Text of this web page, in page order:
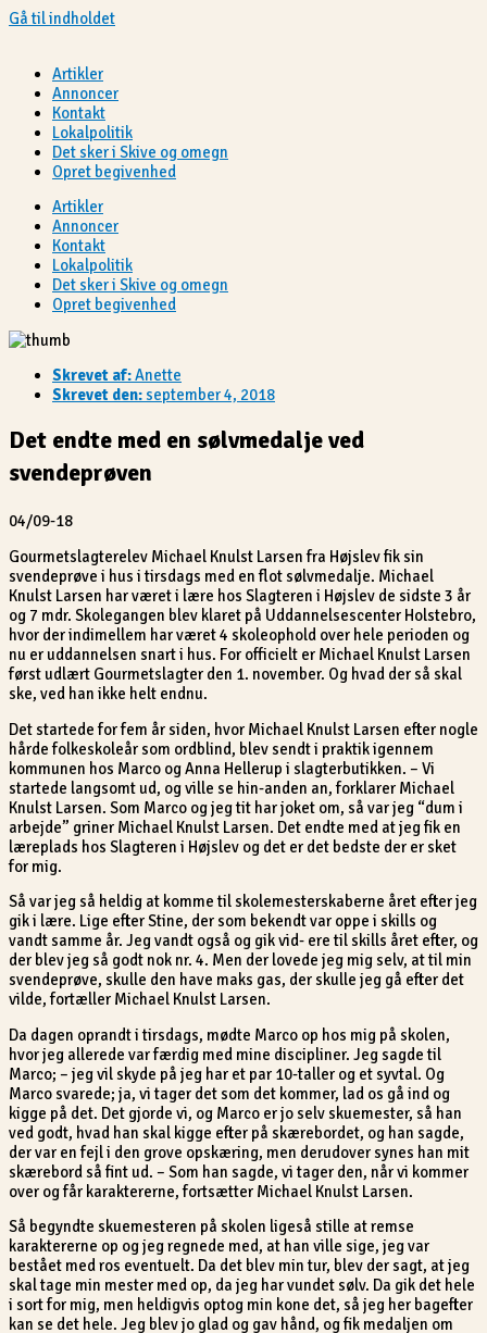
Gå til indholdet
Artikler
Annoncer
Kontakt
Lokalpolitik
Det sker i Skive og omegn
Opret begivenhed
Artikler
Annoncer
Kontakt
Lokalpolitik
Det sker i Skive og omegn
Opret begivenhed
Skrevet af:Anette
Skrevet den: september 4, 2018
Det endte med en sølvmedalje ved
svendeprøven
04/09-18
Gourmetslagterelev Michael Knulst Larsen fra Højslev fik sin
svendeprøve i hus i tirsdags med en flot sølvmedalje. Michael
Knulst Larsen har været i lære hos Slagteren i Højslev de sidste 3 år
og 7 mdr. Skolegangen blev klaret på Uddannelsescenter Holstebro,
hvor der indimellem har været 4 skoleophold over hele perioden og
nu er uddannelsen snart i hus. For officielt er Michael Knulst Larsen
først udlært Gourmetslagter den 1. november. Og hvad der så skal
ske, ved han ikke helt endnu.
Det startede for fem år siden, hvor Michael Knulst Larsen efter nogle
hårde folkeskoleår som ordblind, blev sendt i praktik igennem
kommunen hos Marco og Anna Hellerup i slagterbutikken. – Vi
startede langsomt ud, og ville se hin-anden an, forklarer Michael
Knulst Larsen. Som Marco og jeg tit har joket om, så var jeg “dum i
arbejde” griner Michael Knulst Larsen. Det endte med at jeg fik en
læreplads hos Slagteren i Højslev og det er det bedste der er sket
for mig.
Så var jeg så heldig at komme til skolemesterskaberne året efter jeg
gik i lære. Lige efter Stine, der som bekendt var oppe i skills og
vandt samme år. Jeg vandt også og gik vid- ere til skills året efter, og
der blev jeg så godt nok nr. 4. Men der lovede jeg mig selv, at til min
svendeprøve, skulle den have maks gas, der skulle jeg gå efter det
vilde, fortæller Michael Knulst Larsen.
Da dagen oprandt i tirsdags, mødte Marco op hos mig på skolen,
hvor jeg allerede var færdig med mine discipliner. Jeg sagde til
Marco; – jeg vil skyde på jeg har et par 10-taller og et syvtal. Og
Marco svarede; ja, vi tager det som det kommer, lad os gå ind og
kigge på det. Det gjorde vi, og Marco er jo selv skuemester, så han
ved godt, hvad han skal kigge efter på skærebordet, og han sagde,
der var en fejl i den grove opskæring, men derudover synes han mit
skærebord så fint ud. – Som han sagde, vi tager den, når vi kommer
over og får karaktererne, fortsætter Michael Knulst Larsen.
Så begyndte skuemesteren på skolen ligeså stille at remse
karaktererne op og jeg regnede med, at han ville sige, jeg var
bestået med ros eventuelt. Da det blev min tur, blev der sagt, at jeg
skal tage min mester med op, da jeg har vundet sølv. Da gik det hele
i sort for mig, men heldigvis optog min kone det, så jeg her bagefter
kan se det hele. Jeg blev jo glad og gav hånd, og fik medaljen om